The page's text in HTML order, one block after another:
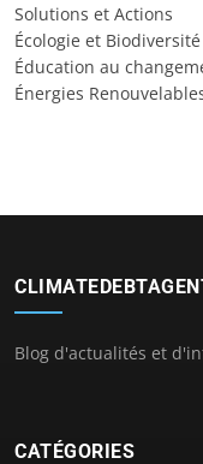
Solutions et Actions
Écologie et Biodiversité
Éducation au
Énergies
Blog d'actualités et
CATÉGORIES